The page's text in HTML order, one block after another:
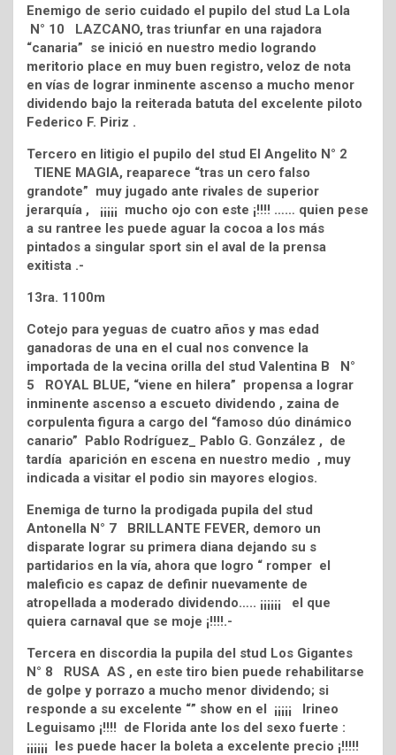
Enemigo de serio cuidado el pupilo del stud La Lola
N° 10 LAZCANO, tras triunfar en una rajadora
“canaria” se inició en nuestro medio logrando
meritorio place en muy buen registro, veloz de nota
en vías de lograr inminente ascenso a mucho menor
dividendo bajo la reiterada batuta del excelente piloto
Federico F. Piriz .
Tercero en litigio el pupilo del stud El Angelito N° 2
TIENE MAGIA, reaparece “tras un cero falso
grandote” muy jugado ante rivales de superior
jerarquía , ¡¡¡¡¡ mucho ojo con este ¡!!!! …… quien pese
a su rantree les puede aguar la cocoa a los más
pintados a singular sport sin el aval de la prensa
exitista .-
13ra. 1100m
Cotejo para yeguas de cuatro años y mas edad
ganadoras de una en el cual nos convence la
importada de la vecina orilla del stud Valentina B N°
5 ROYAL BLUE, “viene en hilera” propensa a lograr
inminente ascenso a escueto dividendo , zaina de
corpulenta figura a cargo del “famoso dúo dinámico
canario” Pablo Rodríguez_ Pablo G. González , de
tardía aparición en escena en nuestro medio , muy
indicada a visitar el podio sin mayores elogios.
Enemiga de turno la prodigada pupila del stud
Antonella N° 7 BRILLANTE FEVER, demoro un
disparate lograr su primera diana dejando su s
partidarios en la vía, ahora que logro “ romper el
maleficio es capaz de definir nuevamente de
atropellada a moderado dividendo….. ¡¡¡¡¡¡ el que
quiera carnaval que se moje ¡!!!!.-
Tercera en discordia la pupila del stud Los Gigantes
N° 8 RUSA AS , en este tiro bien puede rehabilitarse
de golpe y porrazo a mucho menor dividendo; si
responde a su excelente “” show en el ¡¡¡¡¡ Irineo
Leguisamo ¡!!!! de Florida ante los del sexo fuerte :
¡¡¡¡¡¡ les puede hacer la boleta a excelente precio ¡!!!!!